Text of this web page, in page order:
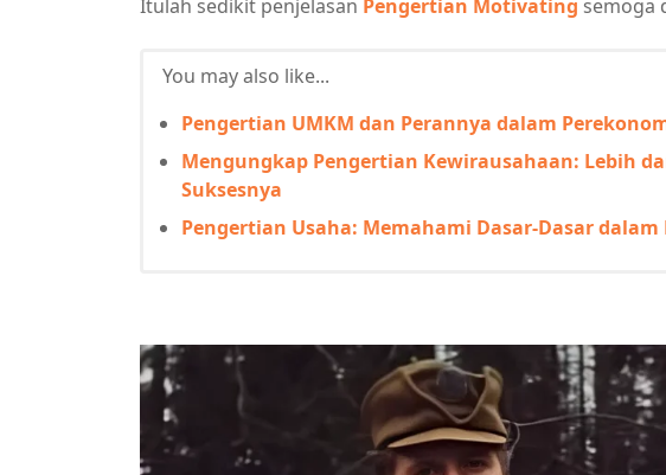
Itulah sedikit penjelasan Pengertian Motivating semoga
You may also like...
Pengertian UMKM dan Perannya dalam
Mengungkap Pengertian Kewirausahaan: Lebih
Suksesnya
Pengertian Usaha: Memahami Dasar-Dasar